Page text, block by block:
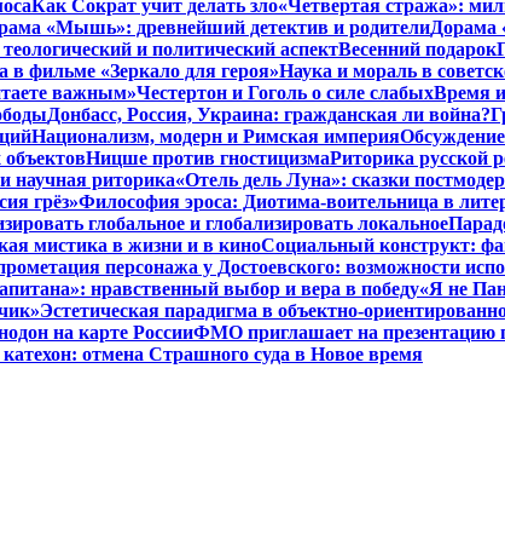
Как Сократ учит делать зло«Четвертая стража»:
«Мышь»: древнейший детектив и родителиДорама
и политический аспектВесенний подарок
в фильме «Зеркало для героя»Наука и мораль в
важным»Честертон и Гоголь о силе слабыхВремя
Донбасс, Россия, Украина: гражданская ли война?
Национализм, модерн и Римская империя
Ницше против гностицизмаРиторика русской
научная риторика«Отель дель Луна»: сказки
грёз»Философия эроса: Диотима-воительница в
глобальное и глобализировать локальное
мистика в жизни и в киноСоциальный конструкт:
персонажа у Достоевского: возможности
нравственный выбор и вера в победу«Я не
Эстетическая парадигма в объектно-
на карте РоссииФМО приглашает на презентацию
отмена Страшного суда в Новое время